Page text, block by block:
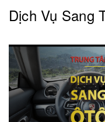
Dịch Vụ Sang